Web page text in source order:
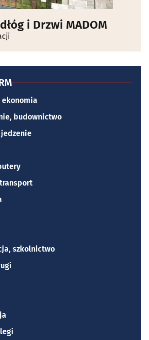
i Drzwi MADOM
ekonomia
budownictwo
szkolnictwo